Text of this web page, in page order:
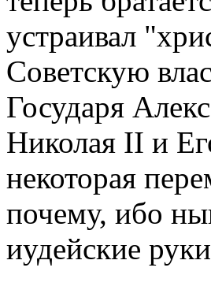
устраивал
Советскую
Государя
Николая II и
некоторая
почему, ибо
иудейские